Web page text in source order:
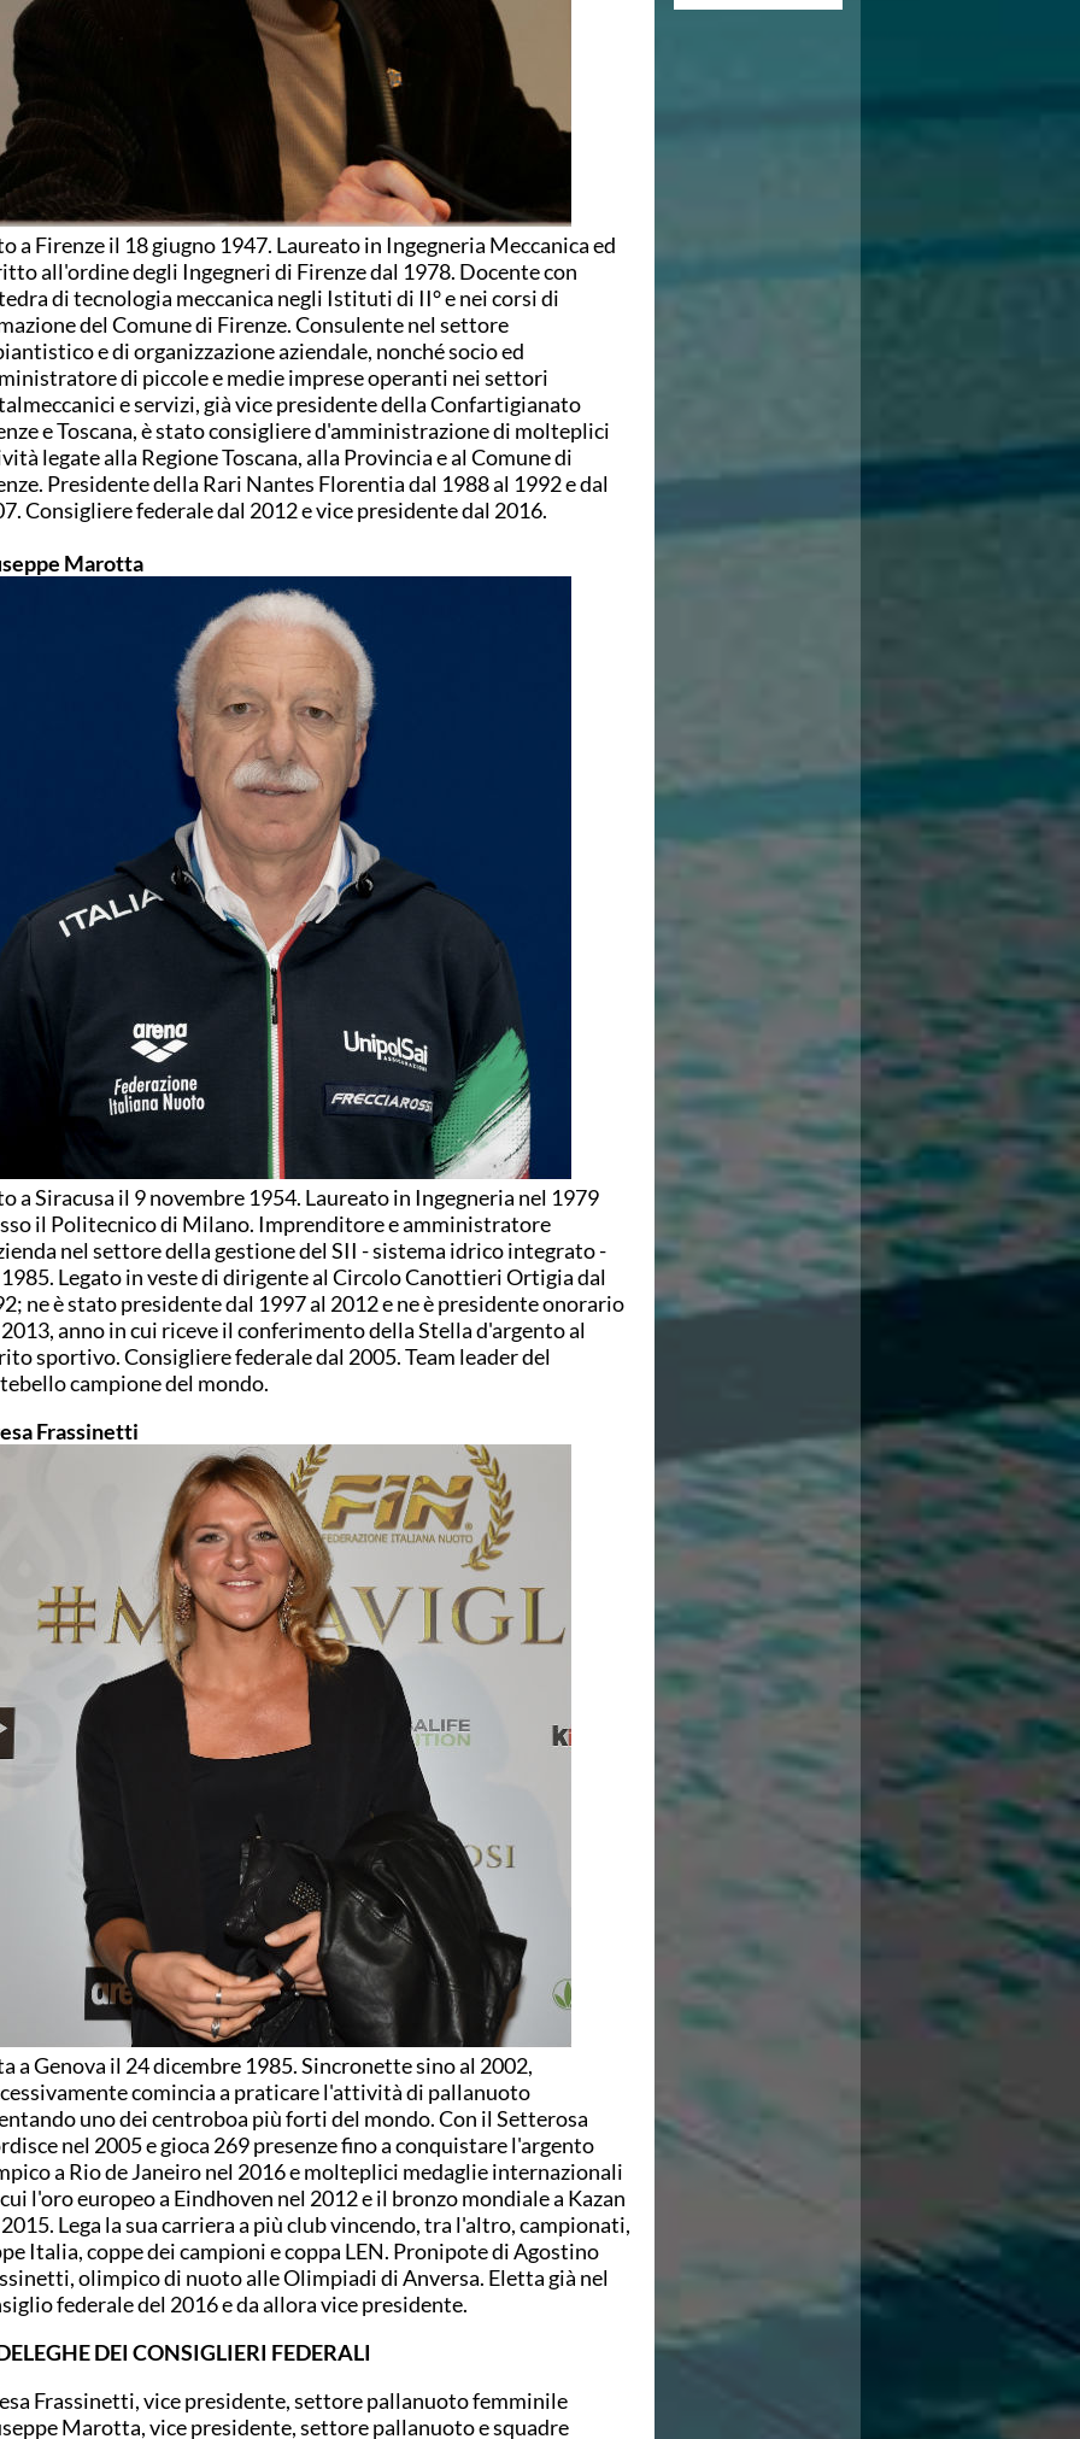
a Firenze il 18 giugno 1947. Laureato in Ingegneria Meccanica ed
all'ordine degli Ingegneri di Firenze dal 1978. Docente con
di tecnologia meccanica negli Istituti di II° e nei corsi di
del Comune di Firenze. Consulente nel settore
e di organizzazione aziendale, nonché socio ed
di piccole e medie imprese operanti nei settori
e servizi, già vice presidente della Confartigianato
e Toscana, è stato consigliere d'amministrazione di molteplici
legate alla Regione Toscana, alla Provincia e al Comune di
Presidente della Rari Nantes Florentia dal 1988 al 1992 e dal
Consigliere federale dal 2012 e vice presidente dal 2016.
Marotta
a Siracusa il 9 novembre 1954. Laureato in Ingegneria nel 1979
il Politecnico di Milano. Imprenditore e amministratore
nel settore della gestione del SII - sistema idrico integrato -
Legato in veste di dirigente al Circolo Canottieri Ortigia dal
ne è stato presidente dal 1997 al 2012 e ne è presidente onorario
anno in cui riceve il conferimento della Stella d'argento al
sportivo. Consigliere federale dal 2005. Team leader del
campione del mondo.
Frassinetti
a Genova il 24 dicembre 1985. Sincronette sino al 2002,
comincia a praticare l'attività di pallanuoto
uno dei centroboa più forti del mondo. Con il Setterosa
nel 2005 e gioca 269 presenze fino a conquistare l'argento
a Rio de Janeiro nel 2016 e molteplici medaglie internazionali
l'oro europeo a Eindhoven nel 2012 e il bronzo mondiale a Kazan
Lega la sua carriera a più club vincendo, tra l'altro, campionati,
Italia, coppe dei campioni e coppa LEN. Pronipote di Agostino
olimpico di nuoto alle Olimpiadi di Anversa. Eletta già nel
federale del 2016 e da allora vice presidente.
DEI CONSIGLIERI FEDERALI
Frassinetti, vice presidente, settore pallanuoto femminile
Marotta, vice presidente, settore pallanuoto e squadre